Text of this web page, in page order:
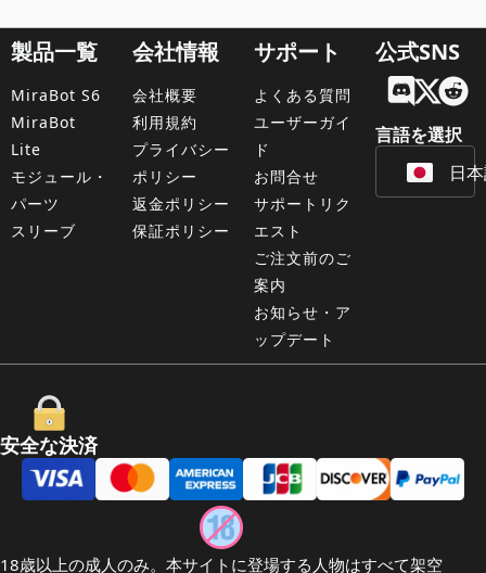
製品一覧
MiraBot S6
MiraBot
Lite
モジュール・
パーツ
スリーブ
会社情報
会社概要
利用規約
プライバシー
ポリシー
返金ポリシー
保証ポリシー
サポート
よくある質問
ユーザーガイ
ド
お問合せ
サポートリク
エスト
ご注文前のご
案内
お知らせ・ア
ップデート
公式SNS
言語を選択
日
安全な決済
18歳以上の成人のみ。本サイトに登場する人物はすべて架空